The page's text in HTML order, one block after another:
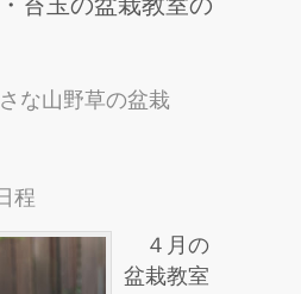
苔玉の盆栽教室の
な山野草の盆栽
程
４月の
盆栽教室